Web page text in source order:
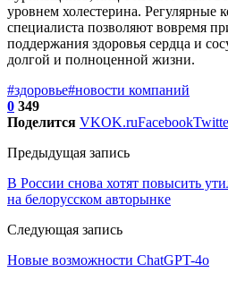
уровнем холестерина. Регулярные
специалиста позволяют вовремя
поддержания здоровья сердца и
долгой и полноценной жизни.
#здоровье#новости компаний
0 349
Поделится VKOK.ruFacebook
Предыдущая запись
В России снова хотят повысить
на белорусском авторынке
Следующая запись
Новые возможности ChatGPT-4o